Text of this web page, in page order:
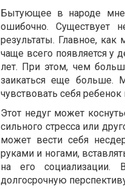
Бытующее в народе
ошибочно. Существует
результаты. Главное,
чаще всего появляется у
лет. При этом, чем
заикаться еще больше.
чувствовать себя
Этот недуг может
сильного стресса или
может вести себя
руками и ногами,
на его социализации.
долгосрочную